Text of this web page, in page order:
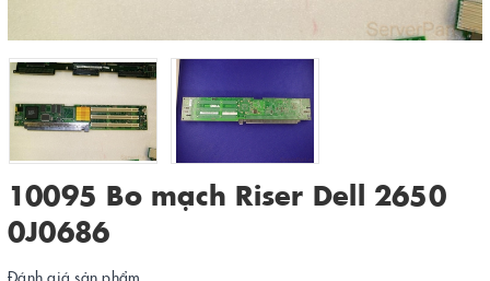
10095 Bo mạch Riser Dell 2650
0J0686